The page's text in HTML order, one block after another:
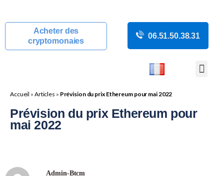
Acheter des
cryptomonaies
06.51.50.38.31
Accueil » Articles » Prévision du prix Ethereum pour mai 2022
Prévision du prix Ethereum pour
mai 2022
Admin-Btcm